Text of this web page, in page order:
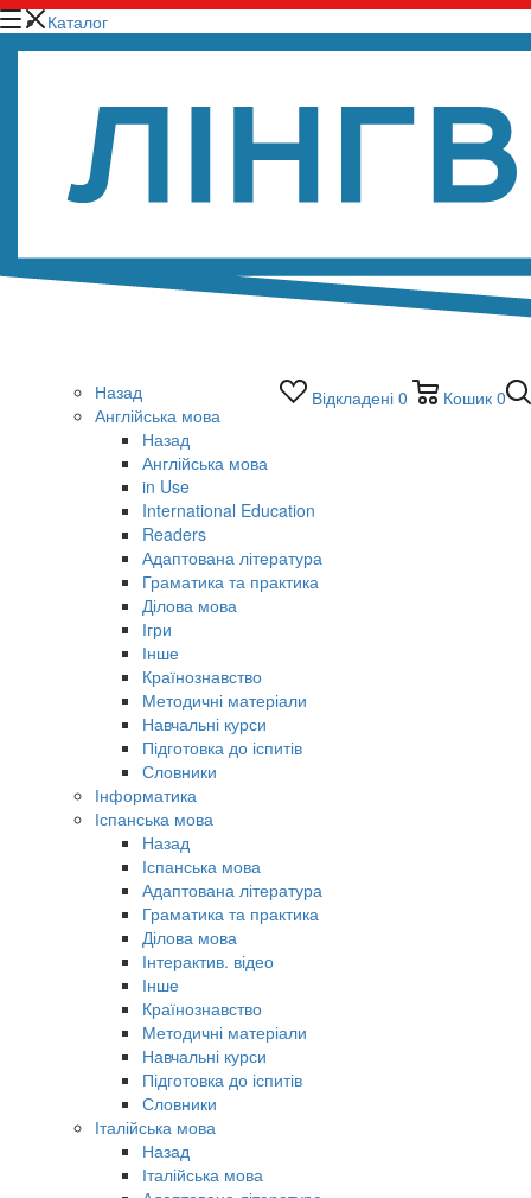
Відкладені 0 Кошик 0
Каталог
Назад
Англійська мова
Назад
Англійська мова
in Use
International Education
Readers
Адаптована література
Граматика та практика
Ділова мова
Ігри
Інше
Країнознавство
Методичні матеріали
Навчальні курси
Підготовка до іспитів
Словники
Інформатика
Іспанська мова
Назад
Іспанська мова
Адаптована література
Граматика та практика
Ділова мова
Інтерактив. відео
Інше
Країнознавство
Методичні матеріали
Навчальні курси
Підготовка до іспитів
Словники
Італійська мова
Назад
Італійська мова